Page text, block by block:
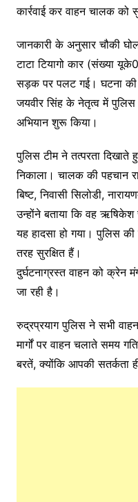
कार्रवाई कर वाहन चालक को
जानकारी के अनुसार चौकी
टाटा टियागो कार (संख्या
सड़क पर पलट गई। घटना की
जयवीर सिंह के नेतृत्व में
अभियान शुरू किया।
पुलिस टीम ने तत्परता दिखाते
निकाला। चालक की पहचान
बिष्ट, निवासी सिलोडी,
उन्होंने बताया कि वह
यह हादसा हो गया। पुलिस
तरह सुरक्षित हैं।
दुर्घटनाग्रस्त वाहन को क्रेन
जा रही है।
रुद्रप्रयाग पुलिस ने सभी
मार्गों पर वाहन चलाते समय
बरतें, क्योंकि आपकी सतर्कता